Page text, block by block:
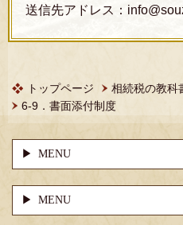
送信先アドレス：
トップページ 相続税の教科
6-9．書面添付制度
MENU
MENU